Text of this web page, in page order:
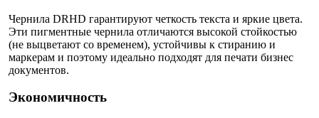
Чернила DRHD гарантируют четкость текста и яркие цвета.
Эти пигментные чернила отличаются высокой стойкостью
(не выцветают со временем), устойчивы к стиранию и
маркерам и поэтому идеально подходят для печати бизнес
документов.
Экономичность